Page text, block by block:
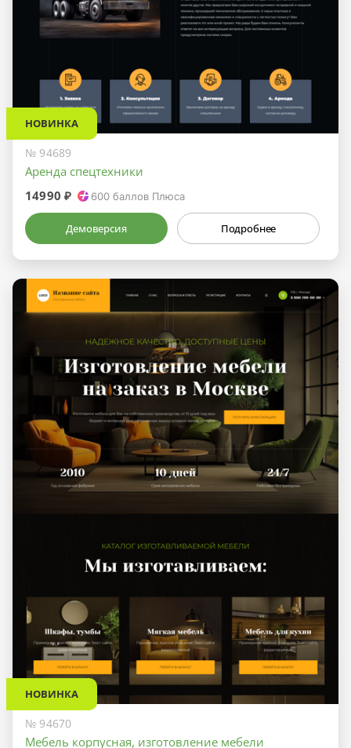
НОВИНКА
№ 94689
Аренда спецтехники
14990 ₽
600 баллов Плюса
Демоверсия Подробнее
НОВИНКА
№ 94670
Мебель корпусная, изготовление мебели